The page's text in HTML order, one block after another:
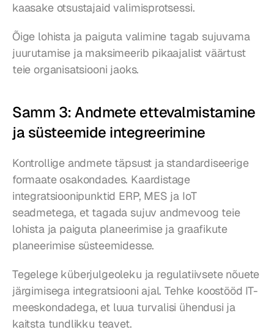
kaasake otsustajaid valimisprotsessi.
Õige lohista ja paiguta valimine tagab sujuvama
juurutamise ja maksimeerib pikaajalist väärtust
teie organisatsiooni jaoks.
Samm 3: Andmete ettevalmistamine
ja süsteemide integreerimine
Kontrollige andmete täpsust ja standardiseerige
formaate osakondades. Kaardistage
integratsioonipunktid ERP, MES ja IoT
seadmetega, et tagada sujuv andmevoog teie
lohista ja paiguta planeerimise ja graafikute
planeerimise süsteemidesse.
Tegelege küberjulgeoleku ja regulatiivsete nõuete
järgimisega integratsiooni ajal. Tehke koostööd IT-
meeskondadega, et luua turvalisi ühendusi ja
kaitsta tundlikku teavet.